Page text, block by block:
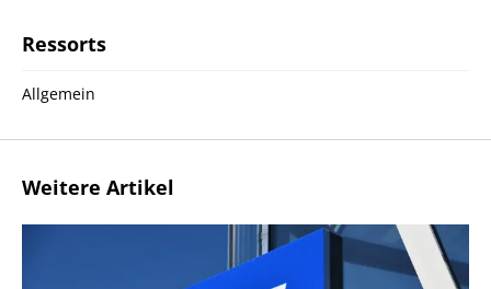
Ressorts
Allgemein
Weitere Artikel